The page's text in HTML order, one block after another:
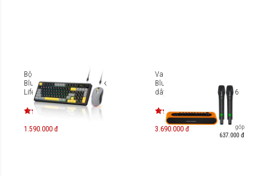
Bộ bàn phím chuột
Bluetooth Silent MicroPack
Lifestyle KM-270W
1.590.000 đ
Vang số chỉnh cơ tích hợp
Bluetooth & Micro không
dây UHF Soncamedia Mi36
3.690.000 đ
Trả góp
637.000 đ